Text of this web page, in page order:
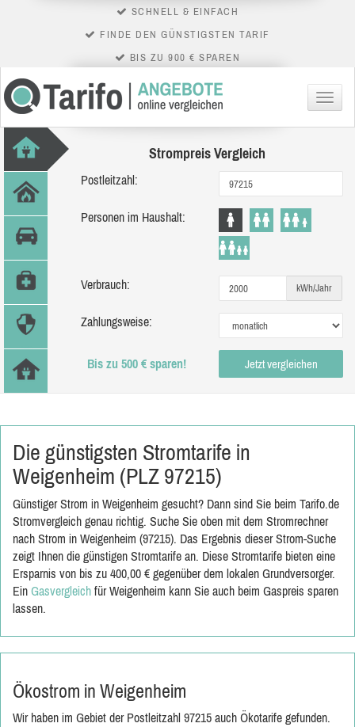
SCHNELL & EINFACH
FINDE DEN GÜNSTIGSTEN TARIF
BIS ZU 900 € SPAREN
Menü
Strompreis Vergleich
Postleitzahl:
Personen im Haushalt:
Verbrauch: kWh/Jahr
Zahlungsweise:
Bis zu 500 € sparen! Jetzt vergleichen
Die günstigsten Stromtarife in
Weigenheim (PLZ 97215)
Günstiger Strom in Weigenheim gesucht? Dann sind Sie beim Tarifo.de
Stromvergleich genau richtig. Suche Sie oben mit dem Stromrechner
nach Strom in Weigenheim (97215). Das Ergebnis dieser Strom-Suche
zeigt Ihnen die günstigen Stromtarife an. Diese Stromtarife bieten eine
Ersparnis von bis zu 400,00 € gegenüber dem lokalen Grundversorger.
Ein Gasvergleich für Weigenheim kann Sie auch beim Gaspreis sparen
lassen.
Ökostrom in Weigenheim
Wir haben im Gebiet der Postleitzahl 97215 auch Ökotarife gefunden.